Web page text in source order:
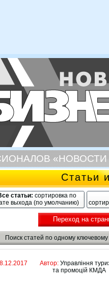
«НОВОСТИ
Статьи
статьи: сортировка по
выхода (по умолчанию)
Переход на
Поиск статей по одному ключевому
Автор: Управління
та промоцій КМДА